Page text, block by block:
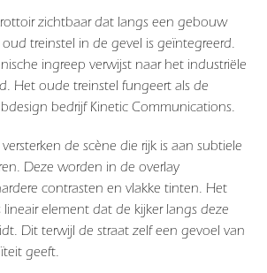
zichtbaar dat langs een gebouw
treinstel in de gevel is geïntegreerd.
ingreep verwijst naar het industriële
Het oude treinstel fungeert als de
bedrijf Kinetic Communications.
de scène die rijk is aan subtiele
Deze worden in de overlay
contrasten en vlakke tinten. Het
element dat de kijker langs deze
Dit terwijl de straat zelf een gevoel van
geeft.